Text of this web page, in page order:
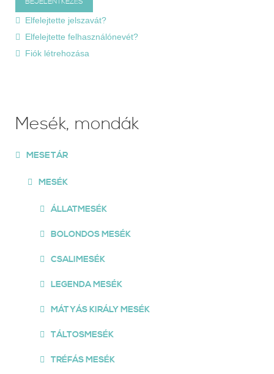
Elfelejtette jelszavát?
Elfelejtette felhasználónevét?
Fiók létrehozása
Mesék, mondák
MESETÁR
MESÉK
ÁLLATMESÉK
BOLONDOS MESÉK
CSALIMESÉK
LEGENDA MESÉK
MÁTYÁS KIRÁLY MESÉK
TÁLTOSMESÉK
TRÉFÁS MESÉK